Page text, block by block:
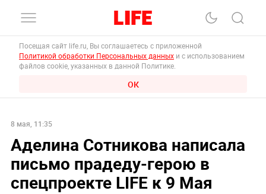
Посещая сайт life.ru, Вы соглашаетесь с приложенной
Политикой обработки Персональных данных и с использованием
файлов cookie, указанных в данной Политике.
ОК
8 мая, 11:35
Аделина Сотникова написала
письмо прадеду-герою в
спецпроекте LIFE к 9 Мая